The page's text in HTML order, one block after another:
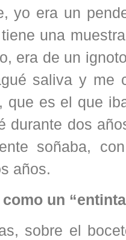
yo era un
una
era de un
saliva y
que es el que
durante dos
soñaba,
años.
un
sobre el